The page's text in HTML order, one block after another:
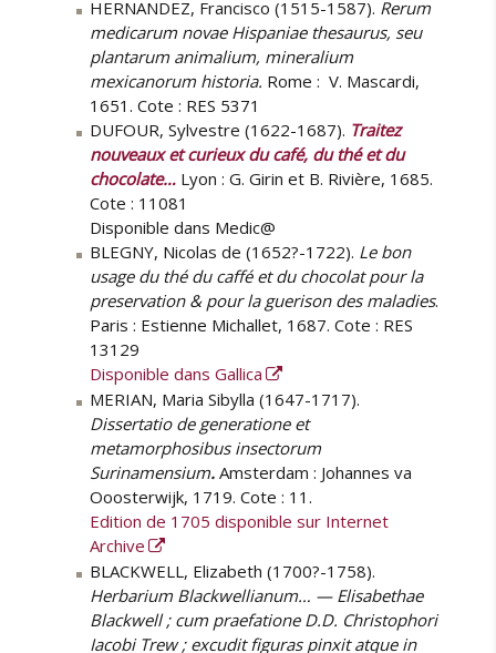
HERNANDEZ, Francisco (1515-1587). Rerum
medicarum novae Hispaniae thesaurus, seu
plantarum animalium, mineralium
mexicanorum historia. Rome : V. Mascardi,
1651. Cote : RES 5371
DUFOUR, Sylvestre (1622-1687). Traitez
nouveaux et curieux du café, du thé et du
chocolate… Lyon : G. Girin et B. Rivière, 1685.
Cote : 11081
Disponible dans Medic@
BLEGNY, Nicolas de (1652?-1722). Le bon
usage du thé du caffé et du chocolat pour la
preservation & pour la guerison des maladies.
Paris : Estienne Michallet, 1687. Cote : RES
13129
Disponible dans Gallica
MERIAN, Maria Sibylla (1647-1717).
Dissertatio de generatione et
metamorphosibus insectorum
Surinamensium. Amsterdam : Johannes va
Ooosterwijk, 1719. Cote : 11.
Edition de 1705 disponible sur Internet
Archive
BLACKWELL, Elizabeth (1700?-1758).
Herbarium Blackwellianum… — Elisabethae
Blackwell ; cum praefatione D.D. Christophori
Iacobi Trew ; excudit figuras pinxit atque in